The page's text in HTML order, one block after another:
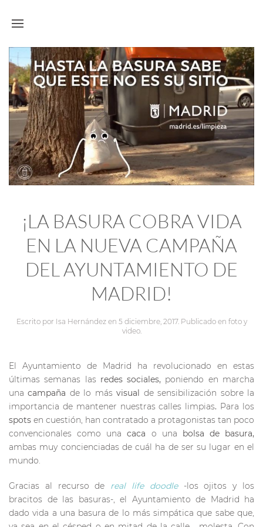
¡LA BASURA COBRA VIDA
EN LA NUEVA CAMPAÑA
DEL AYUNTAMIENTO DE
MADRID!
Escrito por Isa Hernándezen 5 diciembre, 2017. Publicado en foto y
video.
El Ayuntamiento de Madrid ha revolucionado en estas
últimas semanas las redes sociales, poniendo en marcha
unacampaña de lo másvisual de sensibilización sobre la
importancia de mantener nuestras calles limpias. Para los
spots en cuestión, han contratado a protagonistas tan poco
convencionales como unacaca o una bolsa de basura,
ambas muy concienciadas de cuál ha de ser su lugar en el
mundo.
Gracias al recurso de real life doodle
-los ojitos y los
bracitos de las basuras-, el Ayuntamiento de Madrid ha
dado vida a una basura de lo más simpática que sabe que,